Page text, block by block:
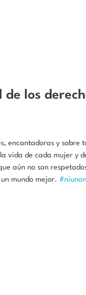
los
encantadoras y sobre
vida de cada mujer y
aún no son
mundo mejor.